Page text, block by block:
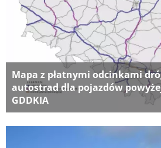
Mapa z płatnymi odcinkami
autostrad dla pojazdów
GDDKIA